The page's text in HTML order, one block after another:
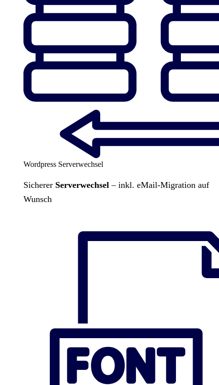
Wordpress Serverwechsel
Sicherer Serverwechsel – inkl. eMail-Migration auf
Wunsch